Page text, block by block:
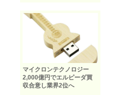
マイクロンテクノロジー
2,000億円でエルピーダ買
収合意し業界2位へ